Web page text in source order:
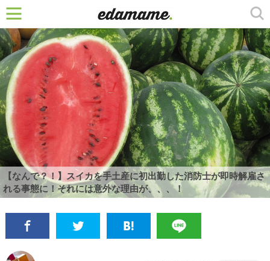
【なんで？！】スイカを手土産に初出勤した消防士が即時解雇さ
れる事態に！それには意外な理由が、、、！